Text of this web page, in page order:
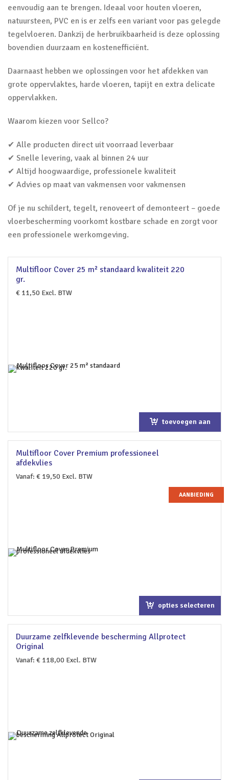
eenvoudig aan te brengen. Ideaal voor houten vloeren,
natuursteen, PVC en is er zelfs een variant voor pas gelegde
tegelvloeren. Dankzij de herbruikbaarheid is deze oplossing
bovendien duurzaam en kostenefficiënt.
Daarnaast hebben we oplossingen voor het afdekken van
grote oppervlaktes, harde vloeren, tapijt en extra delicate
oppervlakken.
Waarom kiezen voor Sellco?
✔ Alle producten direct uit voorraad leverbaar
✔ Snelle levering, vaak al binnen 24 uur
✔ Altijd hoogwaardige, professionele kwaliteit
✔ Advies op maat van vakmensen voor vakmensen
Of je nu schildert, tegelt, renoveert of demonteert – goede
vloerbescherming voorkomt kostbare schade en zorgt voor
een professionele werkomgeving.
Multifloor Cover 25 m² standaard kwaliteit 220
gr.
€ 11,50 Excl. BTW
toevoegen aan
winkelwagen
Multifloor Cover Premium professioneel
afdekvlies
Vanaf: € 19,50 Excl. BTW
AANBIEDING
opties selecteren
Duurzame zelfklevende bescherming Allprotect
Original
Vanaf: € 118,00 Excl. BTW